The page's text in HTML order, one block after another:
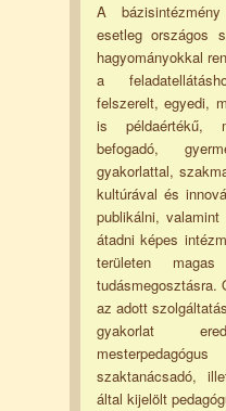
A
esetleg országos
hagyományokkal
a
felszerelt, egyedi,
is példaértékű,
befogadó,
gyakorlattal,
kultúrával és
publikálni,
átadni képes
területen
tudásmegosztásra.
az adott
gyakorlat
szaktanácsadó,
által kijelölt